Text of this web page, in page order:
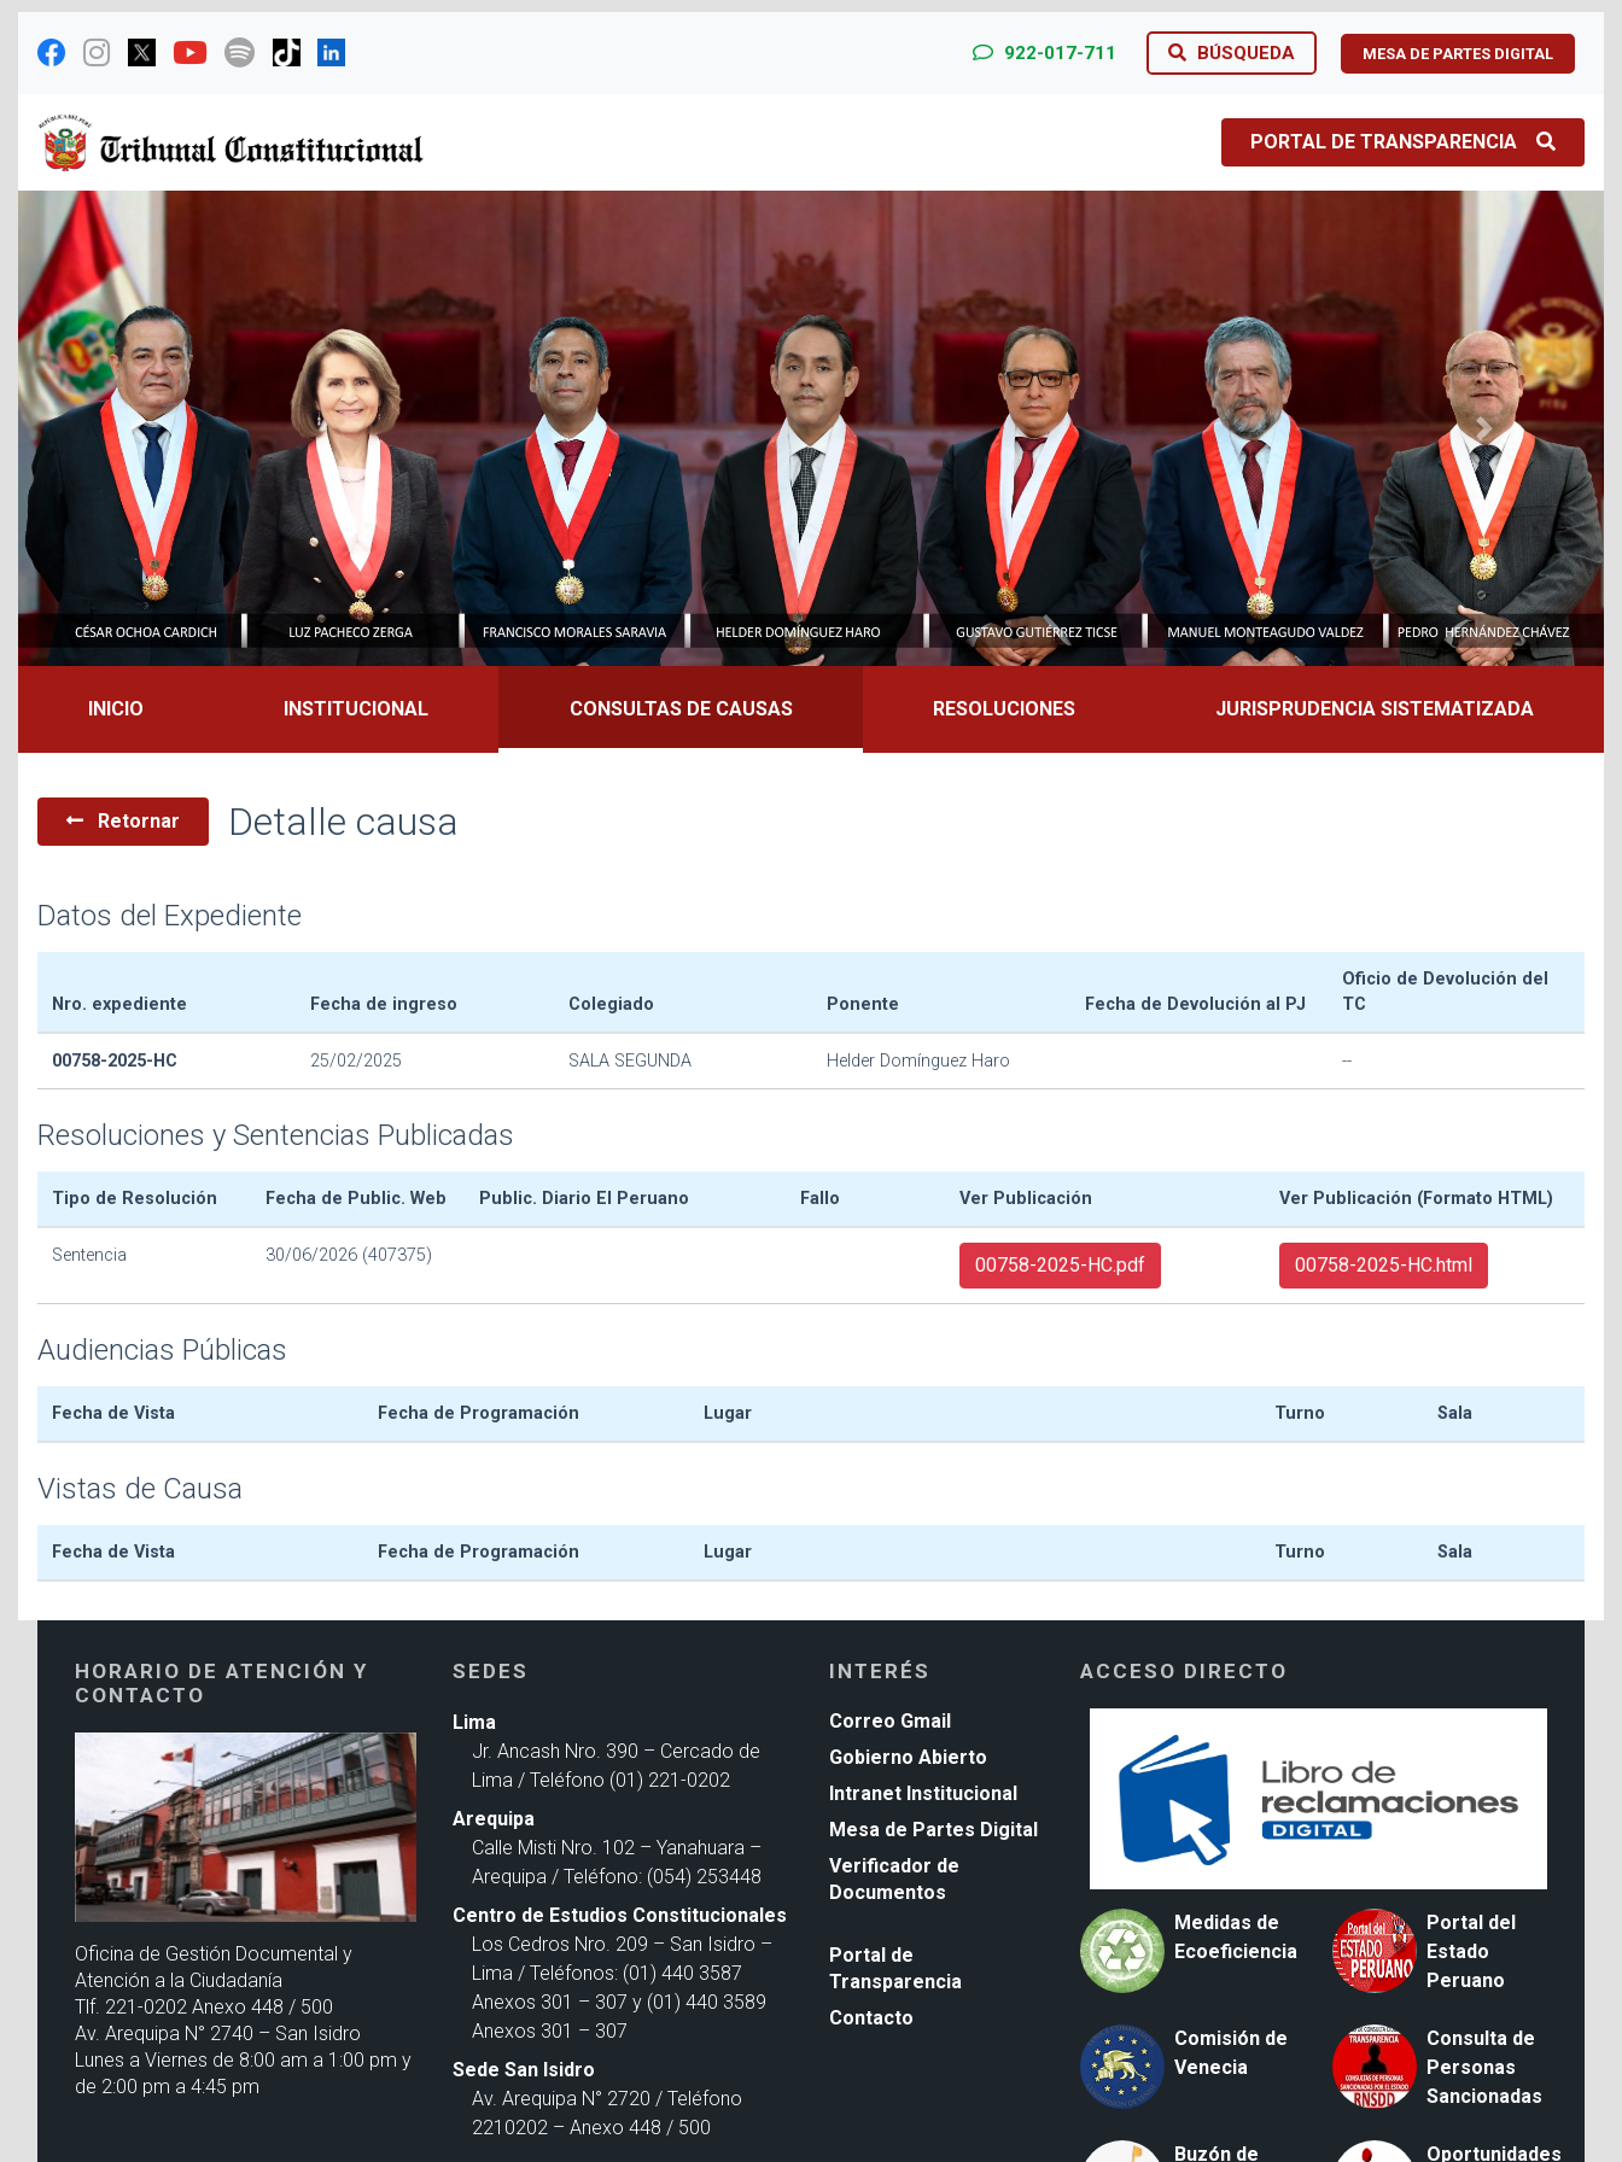
922-017-711 BÚSQUEDA MESA DE PARTES DIGITAL
PORTAL DE TRANSPARENCIA
Previous Next
INICIO INSTITUCIONAL CONSULTAS DE CAUSAS RESOLUCIONES JURISPRUDENCIA SISTEMATIZADA
Retornar Detalle causa
Datos del Expediente
Nro. expediente Fecha de ingreso Colegiado Ponente Fecha de Devolución al PJ
Oficio de Devolución del
TC
00758-2025-HC 25/02/2025 SALA SEGUNDA Helder Domínguez Haro --
Resoluciones y Sentencias Publicadas
Tipo de Resolución Fecha de Public. Web Public. Diario El Peruano Fallo Ver Publicación Ver Publicación (Formato HTML)
Sentencia 30/06/2026 (407375) 00758-2025-HC.pdf 00758-2025-HC.html
Audiencias Públicas
Fecha de Vista Fecha de Programación Lugar Turno Sala
Vistas de Causa
Fecha de Vista Fecha de Programación Lugar Turno Sala
HORARIO DE ATENCIÓN Y
CONTACTO
Oficina de Gestión Documental y
Atención a la Ciudadanía
Tlf. 221-0202 Anexo 448 / 500
Av. Arequipa N° 2740 – San Isidro
Lunes a Viernes de 8:00 am a 1:00 pm y
de 2:00 pm a 4:45 pm
SEDES
Lima
Jr. Ancash Nro. 390 – Cercado de
Lima / Teléfono (01) 221-0202
Arequipa
Calle Misti Nro. 102 – Yanahuara –
Arequipa / Teléfono: (054) 253448
Centro de Estudios Constitucionales
Los Cedros Nro. 209 – San Isidro –
Lima / Teléfonos: (01) 440 3587
Anexos 301 – 307 y (01) 440 3589
Anexos 301 – 307
Sede San Isidro
Av. Arequipa N° 2720 / Teléfono
2210202 – Anexo 448 / 500
INTERÉS
Correo Gmail
Gobierno Abierto
Intranet Institucional
Mesa de Partes Digital
Verificador de
Documentos
Portal de
Transparencia
Contacto
ACCESO DIRECTO
Medidas de
Ecoeficiencia
Portal del
Estado
Peruano
Comisión de
Venecia
Consulta de
Personas
Sancionadas
Buzón de Oportunidades